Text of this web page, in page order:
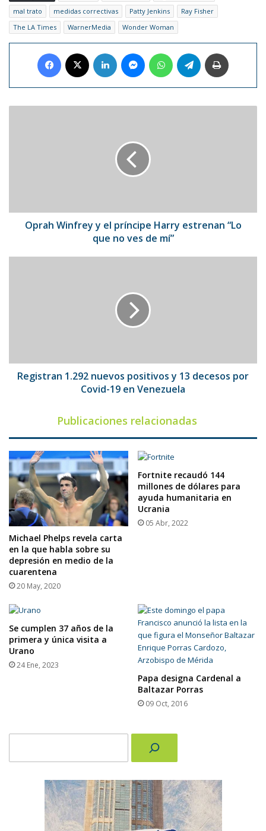
mal trato
medidas correctivas Patty Jenkins
Ray Fisher
The LA Times
WarnerMedia Wonder Woman
Facebook LinkedIn MessengerWhatsAppTelegram
que
Oprah Winfrey y el príncipe Harry estrenan “Lo
que no ves de mí”
Covid-
Registran 1.292 nuevos positivos y 13 decesos por
Covid-19 en Venezuela
Publicaciones relacionadas
Michael Phelps revela carta
en la que habla sobre su
depresión en medio de la
cuarentena
20 May, 2020
Fortnite recaudó 144
millones de dólares para
ayuda humanitaria en
Ucrania
05 Abr, 2022
Se cumplen 37 años de la
primera y única visita a
Urano
24 Ene, 2023
Papa designa Cardenal a
Baltazar Porras
09 Oct, 2016